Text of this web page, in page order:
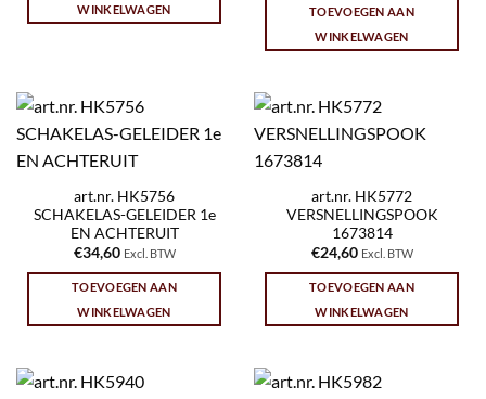
WINKELWAGEN
TOEVOEGEN AAN
WINKELWAGEN
art.nr. HK5756
SCHAKELAS-GELEIDER 1e
EN ACHTERUIT
€34,60 Excl. BTW
TOEVOEGEN AAN
WINKELWAGEN
art.nr. HK5772
VERSNELLINGSPOOK
1673814
€24,60 Excl. BTW
TOEVOEGEN AAN
WINKELWAGEN